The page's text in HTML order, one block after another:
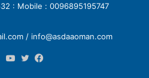
0096895195747 : Mobile 0096877325532 : Mobile
/ info@asdaaoman.com